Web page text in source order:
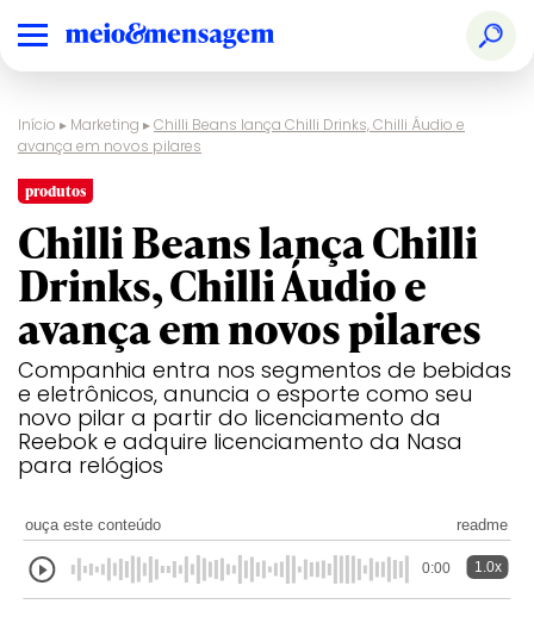
Início ▸ Marketing ▸Chilli Beans lança Chilli Drinks, Chilli Áudio e
avança em novos pilares
produtos
Chilli Beans lança Chilli
Drinks, Chilli Áudio e
avança em novos pilares
Companhia entra nos segmentos de bebidas
e eletrônicos, anuncia o esporte como seu
novo pilar a partir do licenciamento da
Reebok e adquire licenciamento da Nasa
para relógios
ouça este conteúdo readme
0:00 1.0x